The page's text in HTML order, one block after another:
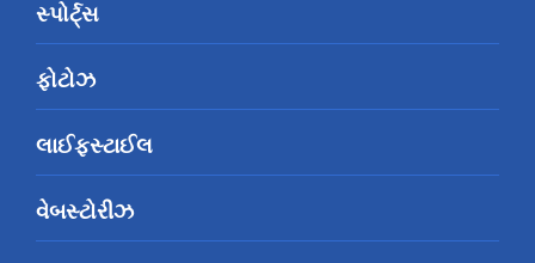
સ્પોર્ટ્સ
ફોટોઝ
લાઈફસ્ટાઈલ
વેબસ્ટોરીઝ